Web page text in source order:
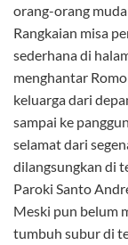
orang-orang
Rangkaian misa
sederhana di
menghantar
keluarga dari
sampai ke
selamat dari
dilangsungkan di
Paroki Santo
Meski pun belum
tumbuh subur di